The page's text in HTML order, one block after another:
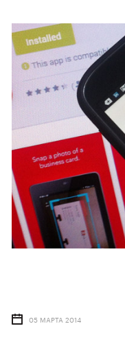
05 МАРТА 2014